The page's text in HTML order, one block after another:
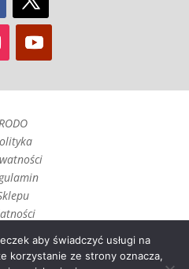
aby świadczyć usługi na
korzystanie ze strony oznacza,